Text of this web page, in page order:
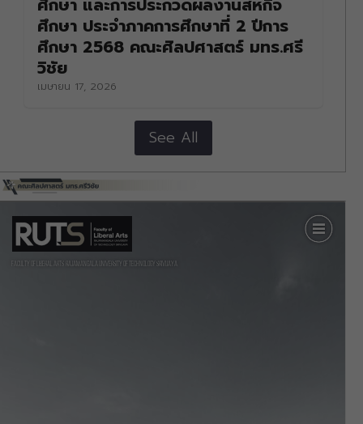
ศึกษา และการประกวดผลงานสหกิจ
ศึกษา ประจำภาคการศึกษาที่ 2 ปีการ
ศึกษา 2568 คณะศิลปศาสตร์ มทร.ศรี
วิชัย
เมษายน 17, 2026
See All